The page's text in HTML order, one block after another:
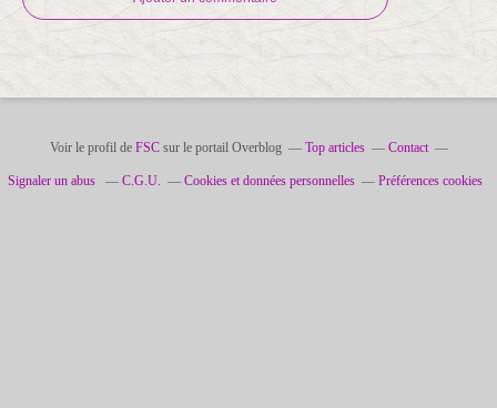
Voir le profil de FSCsur le portail Overblog Top articles Contact
Signaler un abus C.G.U. Cookies et données personnelles Préférences cookies